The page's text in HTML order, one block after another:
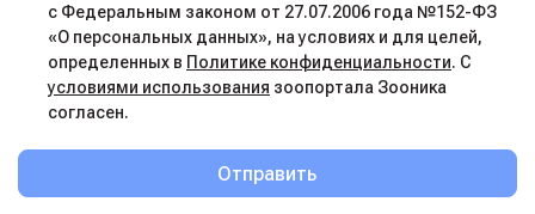
с Федеральным законом от 27.07.2006 года №152-ФЗ
«О персональных данных», на условиях и для целей,
определенных в Политике конфиденциальности. С
условиями использования зоопортала Зооника
согласен.
Отправить